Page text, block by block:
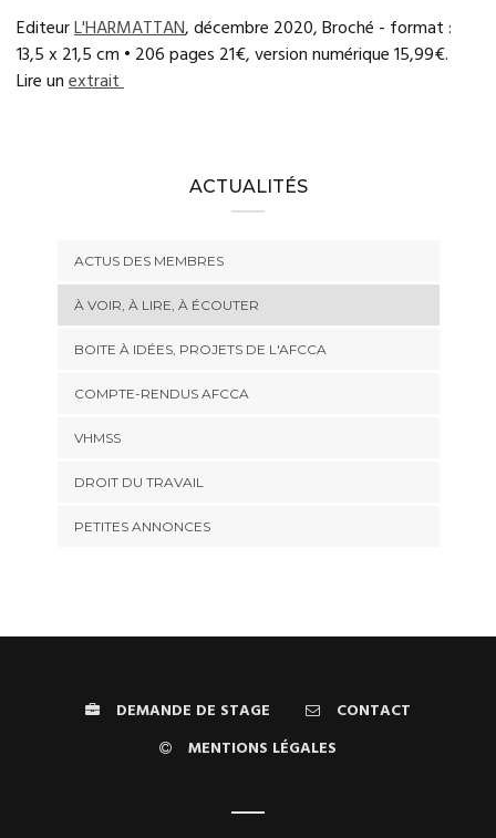
EditeurL'HARMATTAN, décembre 2020, Broché - format :
13,5 x 21,5 cm • 206 pages 21€, version numérique 15,99€.
Lire unextrait
ACTUALITÉS
ACTUS DES MEMBRES
À VOIR, À LIRE, À ÉCOUTER
BOITE À IDÉES, PROJETS DE L'AFCCA
COMPTE-RENDUS AFCCA
VHMSS
DROIT DU TRAVAIL
PETITES ANNONCES
DEMANDE DE STAGE
CONTACT
MENTIONS LÉGALES